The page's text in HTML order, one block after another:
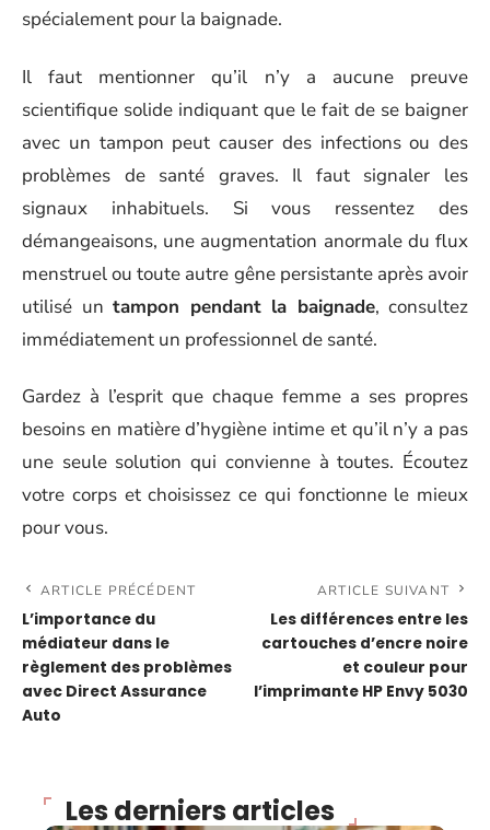
spécialement pour la baignade.
Il faut mentionner qu’il n’y a aucune preuve
scientifique solide indiquant que le fait de se baigner
avec un tampon peut causer des infections ou des
problèmes de santé graves. Il faut signaler les
signaux inhabituels. Si vous ressentez des
démangeaisons, une augmentation anormale du flux
menstruel ou toute autre gêne persistante après avoir
utilisé un tampon pendant la baignade, consultez
immédiatement un professionnel de santé.
Gardez à l’esprit que chaque femme a ses propres
besoins en matière d’hygiène intime et qu’il n’y a pas
une seule solution qui convienne à toutes. Écoutez
votre corps et choisissez ce qui fonctionne le mieux
pour vous.
ARTICLE PRÉCÉDENT
L’importance du
médiateur dans le
règlement des problèmes
avec Direct Assurance
Auto
ARTICLE SUIVANT
Les différences entre les
cartouches d’encre noire
et couleur pour
l’imprimante HP Envy 5030
Les derniers articles